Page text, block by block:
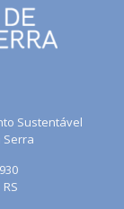
Sustentável
Serra